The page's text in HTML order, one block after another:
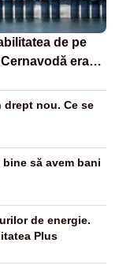
de pe
era
drept nou. Ce se
bine să avem bani
de energie.
Plus